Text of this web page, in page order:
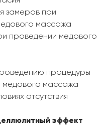
замеров при
массажа
проведении медового
процедуры
медового массажа
отсутствия
эффект